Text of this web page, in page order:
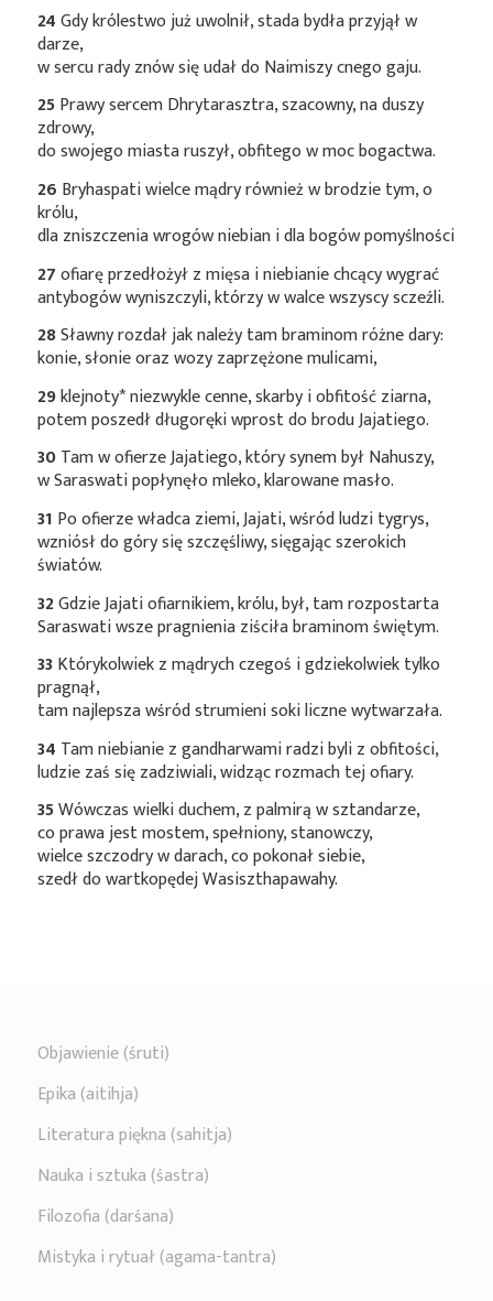
24Gdy królestwo już uwolnił, stada bydła przyjął w
darze,
w sercu rady znów się udał do Naimiszy cnego gaju.
25Prawy sercem Dhrytarasztra, szacowny, na duszy
zdrowy,
do swojego miasta ruszył, obfitego w moc bogactwa.
26 Bryhaspati wielce mądry również w brodzie tym, o
królu,
dla zniszczenia wrogów niebian i dla bogów pomyślności
27ofiarę przedłożył z mięsa i niebianie chcący wygrać
antybogów wyniszczyli, którzy w walce wszyscy sczeźli.
28Sławny rozdał jak należy tam braminom różne dary:
konie, słonie oraz wozy zaprzężone mulicami,
29klejnoty*niezwykle cenne, skarby i obfitość ziarna,
potem poszedł długoręki wprost do brodu Jajatiego.
30Tam w ofierze Jajatiego, który synem był Nahuszy,
w Saraswati popłynęło mleko, klarowane masło.
31 Po ofierze władca ziemi, Jajati, wśród ludzi tygrys,
wzniósł do góry się szczęśliwy, sięgając szerokich
światów.
32Gdzie Jajati ofiarnikiem, królu, był, tam rozpostarta
Saraswati wsze pragnienia ziściła braminom świętym.
33Którykolwiek z mądrych czegoś i gdziekolwiek tylko
pragnął,
tam najlepsza wśród strumieni soki liczne wytwarzała.
34 Tam niebianie z gandharwami radzi byli z obfitości,
ludzie zaś się zadziwiali, widząc rozmach tej ofiary.
35Wówczas wielki duchem, z palmirą w sztandarze,
co prawa jest mostem, spełniony, stanowczy,
wielce szczodry w darach, co pokonał siebie,
szedł do wartkopędej Wasiszthapawahy.
Objawienie (śruti)
Epika (aitihja)
Literatura piękna (sahitja)
Nauka i sztuka (śastra)
Filozofia (darśana)
Mistyka i rytuał (agama-tantra)